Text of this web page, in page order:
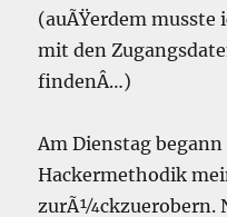
(auÃŸerdem musste
mit den
findenÂ…)
Am Dienstag
Hackermethodik
zurÃ¼ckzuerobern.